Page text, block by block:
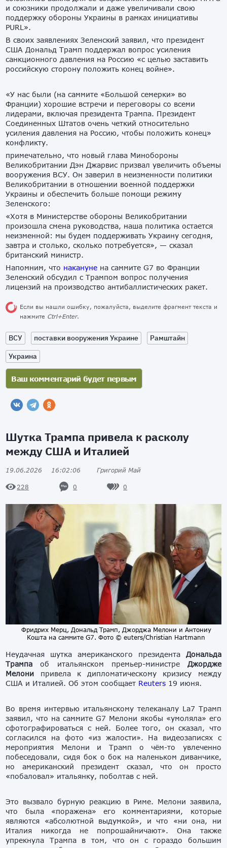
и союзники продолжали и даже увеличивали свою
поддержку обороны Украины в рамках инициативы
PURL».
В своих заявлениях Зеленский заявил, что президент
США Дональд Трамп поддержал вопрос усиления
санкционного давления на Россию «с целью заставить
российскую сторону положить конец войне».
«У нас были (на саммите «Большой семерки» во
Франции) хорошие встречи и переговоры со всеми
лидерами, включая президента Трампа. Президент
Соединенных Штатов очень четкий относительно
усиления давления на Россию, чтобы положить конец»
конфликту.
примечательно, что новый глава Минобороны
Великобритании Дэн Джарвис призвал увеличить объемы
вооружения ВСУ. Он заверил в неизменности политики
Великобритании в отношении военной поддержки
Украины и обеспечить больше помощи режиму
Зеленского:
«Хотя в Министерстве обороны Великобритании
произошла смена руководства, наша политика остается
неизменной: мы будем поддерживать Украину сегодня,
завтра и столько, сколько потребуется», — сказал
британский министр.
Напомним, что накануне на саммите G7 во Франции
Зеленский обсудил с Трампом вопрос получения
лицензий на производство антибаллистических ракет.
Если вы нашли ошибку, пожалуйста, выделите фрагмент текста и
нажмите Ctrl+Enter.
ВСУ поставки вооружения Украине
Рамштайн
Украина
Шутка Трампа привела к расколу
между США и Италией
19.06.2026 16:02:06 Григорий Май
228 0 0
Фридрих Мерц, Дональд Трамп, Джорджа Мелони и Антониу
Кошта на саммите G7. Фото © euters/Christian Hartmann
Неудачная шутка американского президента Дональда
Трампа об итальянском премьер-министре Джордже
Мелони привела к дипломатическому кризису между
США и Италией. Об этом сообщает Reuters 19 июня.
Во время интервью итальянскому телеканалу La7 Трамп
заявил, что на саммите G7 Мелони якобы «умоляла» его
сфотографироваться с ней. Более того, он сказал, что
согласился на фото «из жалости». На видеозаписях с
мероприятия
Мелони и Трамп о чём-то увлеченно
побеседовали, сидя бокобок на маленьком диванчике,
но
американский президент сказал, чтоон
просто
«побаловал» итальянку, поболтав с ней.
Это вызвало бурную реакцию в Риме. Мелони заявила,
что была «поражена» его комментариями, которые
являются «абсолютной выдумкой», и что «ни она, ни
Италия никогда не попрошайничают». Она также
упрекнула Трампа в том, что он с гораздо большим